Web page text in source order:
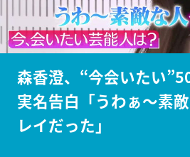
森香澄、“今会いたい
実名告白「うわぁ～素
レイだった」